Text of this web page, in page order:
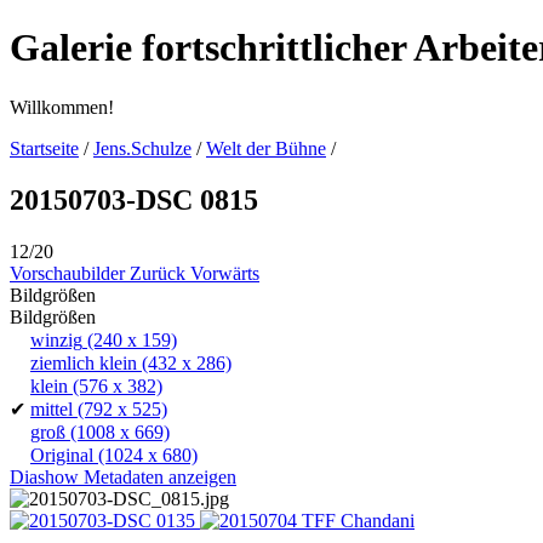
Galerie fortschrittlicher
Willkommen!
Startseite /Jens.Schulze /Welt der Bühne /
20150703-DSC 0815
12/20
Vorschaubilder Zurück Vorwärts
Bildgrößen
Bildgrößen
winzig (240 x 159)
ziemlich klein (432 x 286)
klein (576 x 382)
✔ mittel (792 x 525)
groß (1008 x 669)
Original (1024 x 680)
Diashow Metadaten anzeigen